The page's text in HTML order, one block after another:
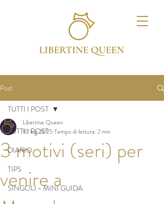
Post
TUTTI I POST
DIARIO
TIPS
SINGOLI - MINI GUIDA
TUTTI I POST
3 motivi (seri) per
venire a
Libertine Queen
10 lug 2025 Tempo di lettura: 2 min